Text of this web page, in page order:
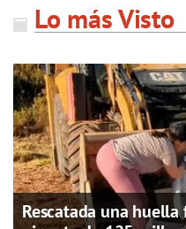
Lo más Visto
Rescatada una